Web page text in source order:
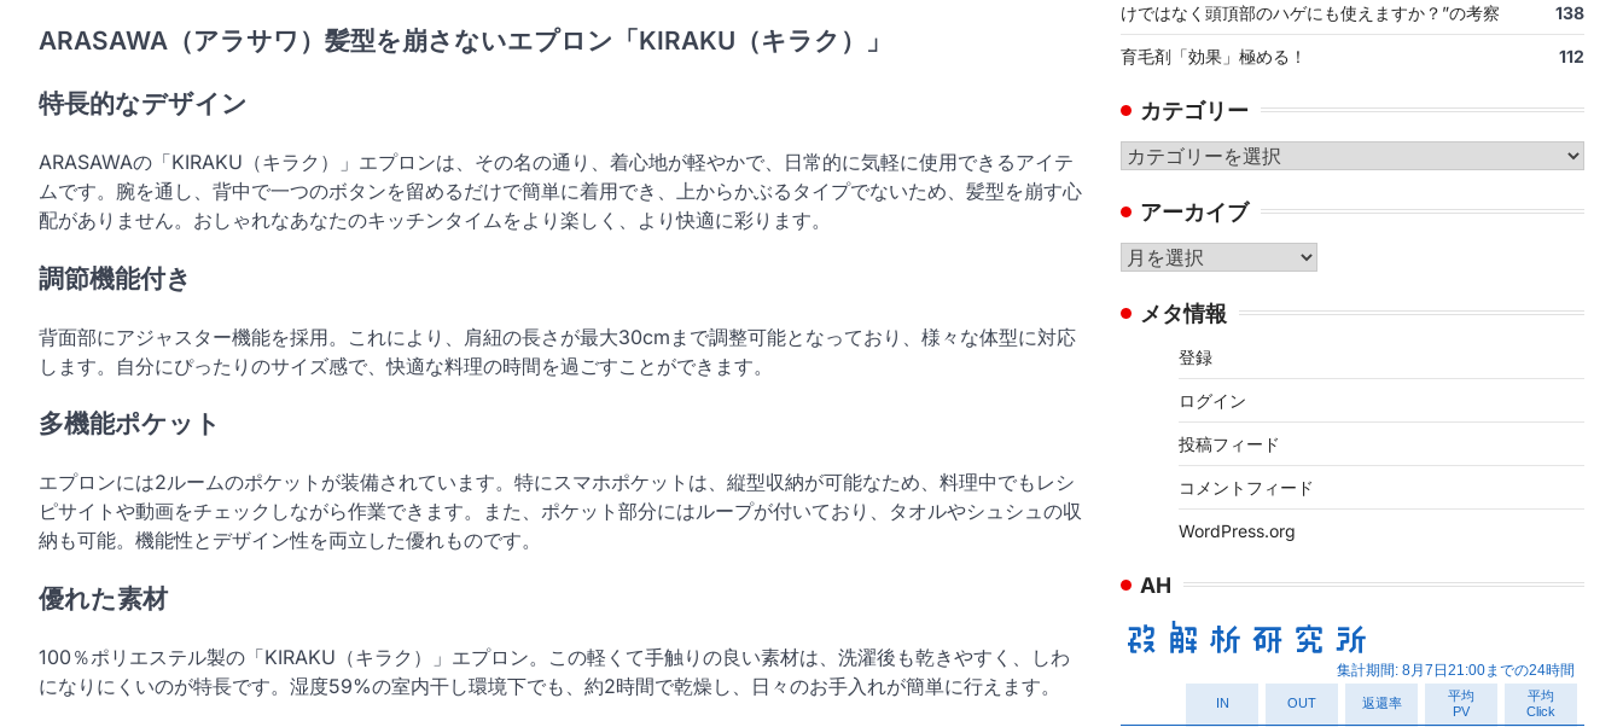
ARASAWA（アラサワ）髪型を崩さないエプロン「KIRAKU（キラク）」
特長的なデザイン
ARASAWAの「KIRAKU（キラク）」エプロンは、その名の通り、着心地が軽やかで、日常的に気軽に使用できるアイテ
ムです。腕を通し、背中で一つのボタンを留めるだけで簡単に着用でき、上からかぶるタイプでないため、髪型を崩す心
配がありません。おしゃれなあなたのキッチンタイムをより楽しく、より快適に彩ります。
調節機能付き
背面部にアジャスター機能を採用。これにより、肩紐の長さが最大30cmまで調整可能となっており、様々な体型に対応
します。自分にぴったりのサイズ感で、快適な料理の時間を過ごすことができます。
多機能ポケット
エプロンには2ルームのポケットが装備されています。特にスマホポケットは、縦型収納が可能なため、料理中でもレシ
ピサイトや動画をチェックしながら作業できます。また、ポケット部分にはループが付いており、タオルやシュシュの収
納も可能。機能性とデザイン性を両立した優れものです。
優れた素材
100％ポリエステル製の「KIRAKU（キラク）」エプロン。この軽くて手触りの良い素材は、洗濯後も乾きやすく、しわ
になりにくいのが特長です。湿度59%の室内干し環境下でも、約2時間で乾燥し、日々のお手入れが簡単に行えます。
けではなく頭頂部のハゲにも使えますか？”の考察
138
育毛剤「効果」極める！ 112
カテゴリー
カ
ゴ
リ
ー
アーカイブ
ア
カ メタ情報
登録
ログイン
投稿フィード
コメントフィード
WordPress.org
AH